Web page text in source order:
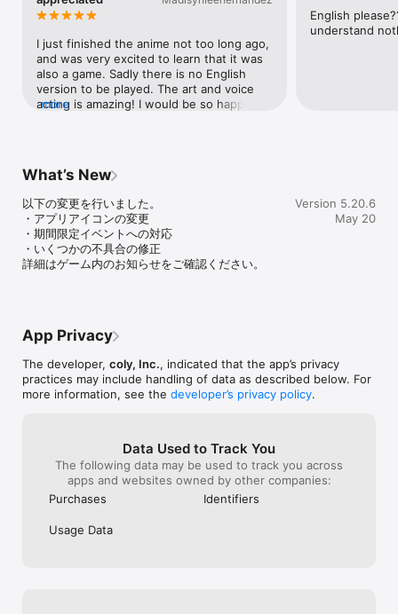
□■爽快パズル■□
スカウトしたヒーローたちとチームを組んで、爽快マッチ３パズル
に挑戦！
カレらと一緒にパズルを乗り越えてキズナが深まると、
特別な一面に触れられるフルボイスストーリーが解放されます。
□■こんな方におすすめ！■□
・パズルゲームが好き
・恋愛ゲームが好き
・サスペンスが好き
・日々の癒しが欲しい
□■豪華声優陣■□
杉田智和 / 花江夏樹 / 前野智昭 / 梶裕貴 / 浪川大輔 / 鳥海浩輔
柿原徹也 / 山谷祥生 / 高塚智人 / 江口拓也
下野紘 / 斉藤壮馬 / KENN / 細谷佳正 / 子安武人
鈴木崚汰 / 安元洋貴
□■公式情報■□
【公式サイト】 https://stand-myheroes.com/
【推奨端末】iPhone XS以降
【推奨OS】iOS14.0以上
※上記にはAppleA12以降搭載のiPad、iPad Pro、iPad Air、iPad
※推奨環境以外での動作はサポート外とさせて頂きます。
I just finished the anime not too long ago,
and was very excited to learn that it was
also a game. Sadly there is no English
version to be played. The art and voice
acting is amazing! I would be so happy to
more
English
understand
What’s New
以下の変更を行いました。
・アプリアイコンの変更
・期間限定イベントへの対応
・いくつかの不具合の修正
詳細はゲーム内のお知らせをご確認ください。
Version 5.20.6
May 20
App Privacy
The developer, coly, Inc., indicated that the app’s privacy
practices may include handling of data as described below. For
more information, see the developer’s privacy policy.
Data Used to Track You
The following data may be used to track you across
apps and websites owned by other companies:
Purchases
Identifiers
Usage Data